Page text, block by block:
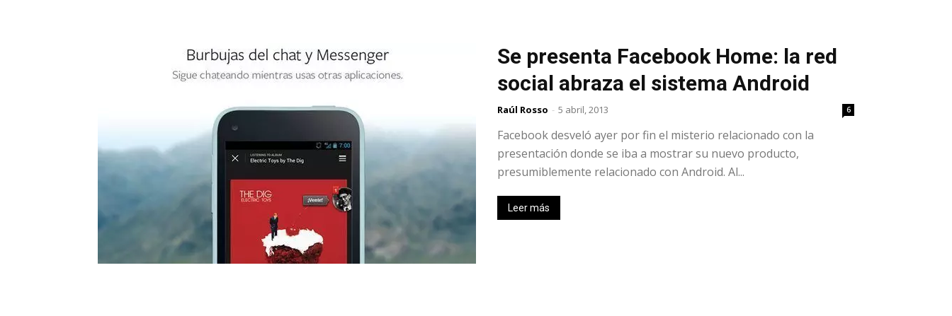
Se presenta Facebook Home: la red
social abraza el sistema Android
Raúl Rosso - 5 abril, 2013 6
Facebook desveló ayer por fin el misterio relacionado con la
presentación donde se iba a mostrar su nuevo producto,
presumiblemente relacionado con Android. Al...
Leer más